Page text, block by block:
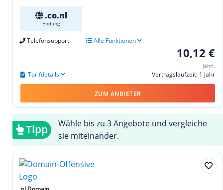
.co.nl
Endung
Telefonsupport Alle Funktionen
10,12 €
jährl.
Vertragslaufzeit: 1 Jahr
Tarifdetails
ZUM ANBIETER
Tipp
Wähle bis zu 3 Angebote und vergleiche
sie miteinander.